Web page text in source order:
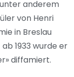
anderem
von Henri
in Breslau
1933 wurde er
diffamiert.